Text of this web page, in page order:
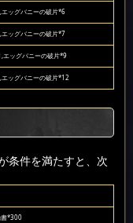
ッグバニーの破片*6
ッグバニーの破片*7
エッグバニーの破片*9
ッグバニーの破片*12
条件を満たすと、次
書*300